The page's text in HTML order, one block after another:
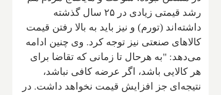
رشد قیمتی زیادی در ۲۵ سال گذشته
داشته‌اند (تورم) و نیز باید به بالا رفتن قیمت
کالاهای صنعتی نیز توجه کرد. وی چنین ادامه
می‌دهد: "به هرحال تا زمانی که تقاضا برای
هر کالایی باشد، اگر عرضه کافی نباشد،
نتیجه‌ای جز افزایش قیمت نخواهد داشت. در